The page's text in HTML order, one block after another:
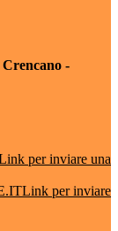
-
per inviare una
Link per inviare